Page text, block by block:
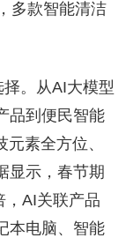
多款智能清洁
。从AI大模型
品到便民智能
素全方位、
显示，春节期
，AI关联产品
本电脑、智能